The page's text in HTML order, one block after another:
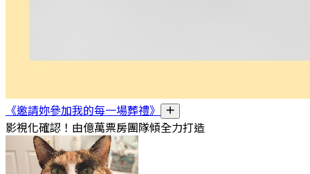
《邀請妳參加我的每一場葬禮》
影視化確認！由億萬票房團隊傾全力打造